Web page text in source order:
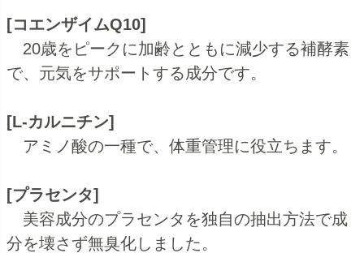
[コエンザイムQ10]
20歳をピークに加齢とともに減少する補酵素
で、元気をサポートする成分です。
[L-カルニチン]
アミノ酸の一種で、体重管理に役立ちます。
[プラセンタ]
美容成分のプラセンタを独自の抽出方法で成
分を壊さず無臭化しました。